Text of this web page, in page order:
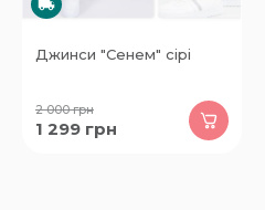
Джинси "Сенем" сірі
2 000грн
1 299 грн